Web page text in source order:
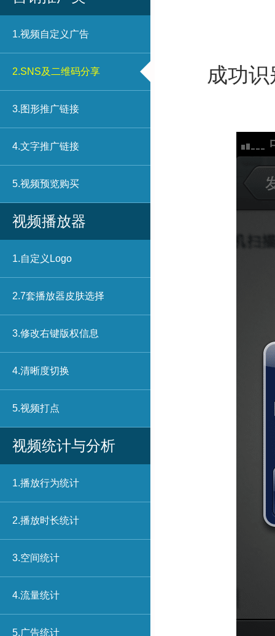
1.视频自定义广告
2.SNS及二维码分享
3.图形推广链接
4.文字推广链接
5.视频预览购买
视频播放器
1.自定义Logo
2.7套播放器皮肤选择
3.修改右键版权信息
4.清晰度切换
5.视频打点
视频统计与分析
1.播放行为统计
2.播放时长统计
3.空间统计
4.流量统计
5.广告统计
成功